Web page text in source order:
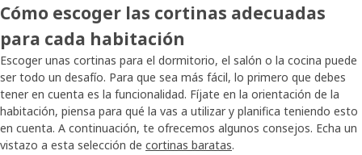
Cómo escoger las cortinas adecuadas
para cada habitación
Escoger unas cortinas para el dormitorio, el salón o la cocina puede
ser todo un desafío. Para que sea más fácil, lo primero que debes
tener en cuenta es la funcionalidad. Fíjate en la orientación de la
habitación, piensa para qué la vas a utilizar y planifica teniendo esto
en cuenta. A continuación, te ofrecemos algunos consejos. Echa un
vistazo a esta selección de cortinas baratas.